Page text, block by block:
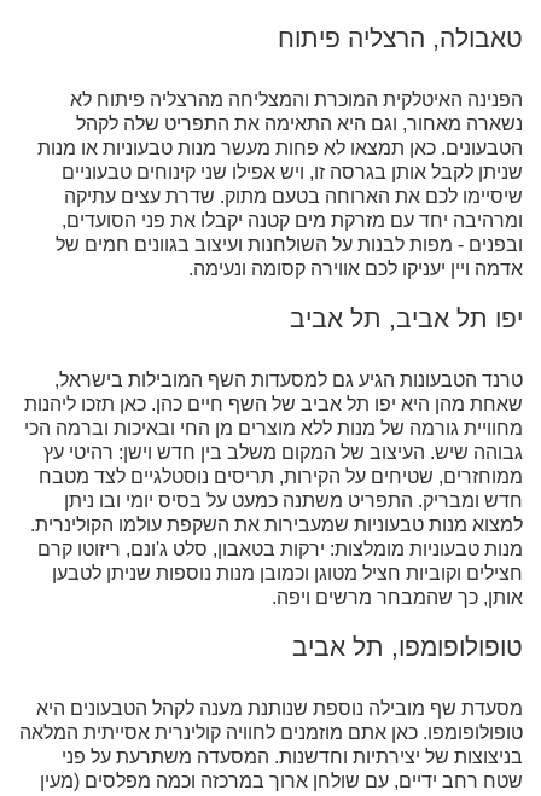
טאבולה, הרצליה פיתוח
הפנינה האיטלקית המוכרת והמצליחה מהרצליה פיתוח לא
נשארה מאחור, וגם היא התאימה את התפריט שלה לקהל
הטבעונים. כאן תמצאו לא פחות מעשר מנות טבעוניות או מנות
שניתן לקבל אותן בגרסה זו, ויש אפילו שני קינוחים טבעוניים
שיסיימו לכם את הארוחה בטעם מתוק. שדרת עצים עתיקה
ומרהיבה יחד עם מזרקת מים קטנה יקבלו את פני הסועדים,
ובפנים - מפות לבנות על השולחנות ועיצוב בגוונים חמים של
אדמה ויין יעניקו לכם אווירה קסומה ונעימה.
יפו תל אביב, תל אביב
טרנד הטבעונות הגיע גם למסעדות השף המובילות בישראל,
שאחת מהן היא יפו תל אביב של השף חיים כהן. כאן תזכו ליהנות
מחוויית גורמה של מנות ללא מוצרים מן החי ובאיכות וברמה הכי
גבוהה שיש. העיצוב של המקום משלב בין חדש וישן: רהיטי עץ
ממוחזרים, שטיחים על הקירות, תריסים נוסטלגיים לצד מטבח
חדש ומבריק. התפריט משתנה כמעט על בסיס יומי ובו ניתן
למצוא מנות טבעוניות שמעבירות את השקפת עולמו הקולינרית.
מנות טבעוניות מומלצות: ירקות בטאבון, סלט ג'ונם, ריזוטו קרם
חצילים וקוביות חציל מטוגן וכמובן מנות נוספות שניתן לטבען
אותן, כך שהמבחר מרשים ויפה.
טופולופומפו, תל אביב
מסעדת שף מובילה נוספת שנותנת מענה לקהל הטבעונים היא
טופולופומפו. כאן אתם מוזמנים לחוויה קולינרית אסייתית המלאה
בניצוצות של יצירתיות וחדשנות. המסעדה משתרעת על פני
שטח רחב ידיים, עם שולחן ארוך במרכזה וכמה מפלסים (מעין